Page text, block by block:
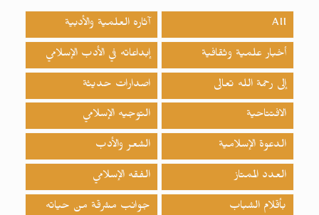
All آثاره العلمية والأدبية
أخبار علمية وثقافية إبداعاته في الأدب الإسلامي
إلى رحمة الله تعالى اصدارات حدیثة
الافتتاحية التوجيه الإسلامي
الدعوة الإسلامية الشعر والأدب
العدد الممتاز الفقه الإسلامي
بأقلام الشباب جوانب مشرقة من حياته